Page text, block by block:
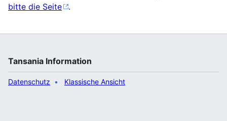
bitte die Seite
.
Tansania Information
Datenschutz Klassische Ansicht